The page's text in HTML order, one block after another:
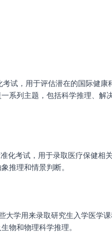
试，用于评估潜在的国际健康
系列主题，包括科学推理、解
化考试，用于录取医疗保健相
推理和情景判断。
大学用来录取研究生入学医学
物和物理科学推理。